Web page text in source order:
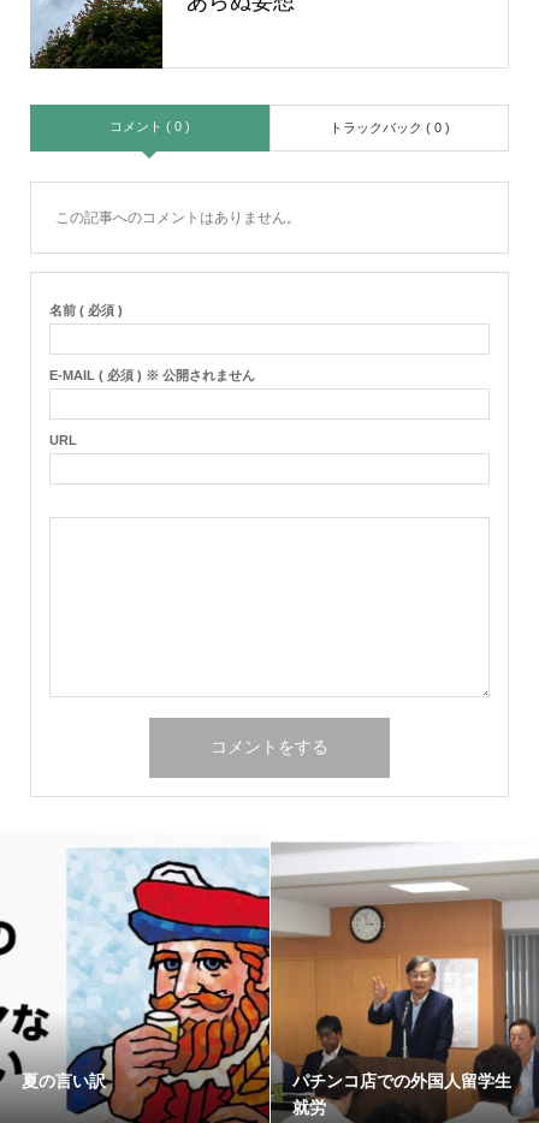
コメント ( 0 ) トラックバック ( 0 )
この記事へのコメントはありません。
名前 ( 必須 )
E-MAIL ( 必須 ) ※ 公開されません
URL
夏の言い訳
パチンコ店での外国人留学生
就労